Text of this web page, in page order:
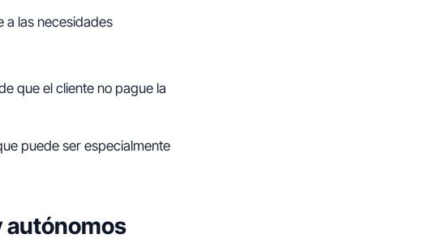
a las necesidades
que el cliente no pague la
puede ser especialmente
autónomos